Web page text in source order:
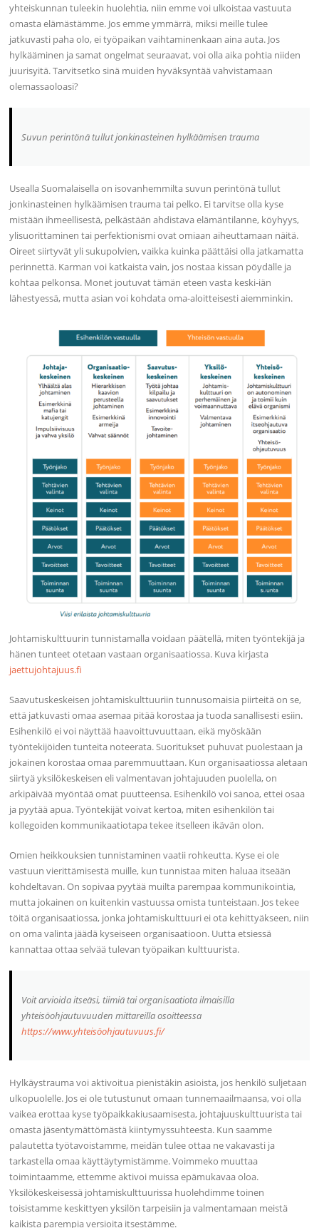
yhteiskunnan tuleekin huolehtia, niin emme voi ulkoistaa vastuuta
omasta elämästämme. Jos emme ymmärrä, miksi meille tulee
jatkuvasti paha olo, ei työpaikan vaihtaminenkaan aina auta. Jos
hylkääminen ja samat ongelmat seuraavat, voi olla aika pohtia niiden
juurisyitä. Tarvitsetko sinä muiden hyväksyntää vahvistamaan
olemassaoloasi?
Suvun perintönä tullut jonkinasteinen hylkäämisen trauma
Usealla Suomalaisella on isovanhemmilta suvun perintönä tullut
jonkinasteinen hylkäämisen trauma tai pelko. Ei tarvitse olla kyse
mistään ihmeellisestä, pelkästään ahdistava elämäntilanne, köyhyys,
ylisuorittaminen tai perfektionismi ovat omiaan aiheuttamaan näitä.
Oireet siirtyvät yli sukupolvien, vaikka kuinka päättäisi olla jatkamatta
perinnettä. Karman voi katkaista vain, jos nostaa kissan pöydälle ja
kohtaa pelkonsa. Monet joutuvat tämän eteen vasta keski-iän
lähestyessä, mutta asian voi kohdata oma-aloitteisesti aiemminkin.
Johtamiskulttuurin tunnistamalla voidaan päätellä, miten työntekijä ja
hänen tunteet otetaan vastaan organisaatiossa. Kuva kirjasta
jaettujohtajuus.fi
Saavutuskeskeisen johtamiskulttuuriin tunnusomaisia piirteitä on se,
että jatkuvasti omaa asemaa pitää korostaa ja tuoda sanallisesti esiin.
Esihenkilö ei voi näyttää haavoittuvuuttaan, eikä myöskään
työntekijöiden tunteita noteerata. Suoritukset puhuvat puolestaan ja
jokainen korostaa omaa paremmuuttaan. Kun organisaatiossa aletaan
siirtyä yksilökeskeisen eli valmentavan johtajuuden puolella, on
arkipäivää myöntää omat puutteensa. Esihenkilö voi sanoa, ettei osaa
ja pyytää apua. Työntekijät voivat kertoa, miten esihenkilön tai
kollegoiden kommunikaatiotapa tekee itselleen ikävän olon.
Omien heikkouksien tunnistaminen vaatii rohkeutta. Kyse ei ole
vastuun vierittämisestä muille, kun tunnistaa miten haluaa itseään
kohdeltavan. On sopivaa pyytää muilta parempaa kommunikointia,
mutta jokainen on kuitenkin vastuussa omista tunteistaan. Jos tekee
töitä organisaatiossa, jonka johtamiskulttuuri ei ota kehittyäkseen, niin
on oma valinta jäädä kyseiseen organisaatioon. Uutta etsiessä
kannattaa ottaa selvää tulevan työpaikan kulttuurista.
Voit arvioida itseäsi, tiimiä tai organisaatiota ilmaisilla
yhteisöohjautuvuuden mittareilla osoitteessa
https://www.yhteisöohjautuvuus.fi/
Hylkäystrauma voi aktivoitua pienistäkin asioista, jos henkilö suljetaan
ulkopuolelle. Jos ei ole tutustunut omaan tunnemaailmaansa, voi olla
vaikea erottaa kyse työpaikkakiusaamisesta, johtajuuskulttuurista tai
omasta jäsentymättömästä kiintymyssuhteesta. Kun saamme
palautetta työtavoistamme, meidän tulee ottaa ne vakavasti ja
tarkastella omaa käyttäytymistämme. Voimmeko muuttaa
toimintaamme, ettemme aktivoi muissa epämukavaa oloa.
Yksilökeskeisessä johtamiskulttuurissa huolehdimme toinen
toisistamme keskittyen yksilön tarpeisiin ja valmentamaan meistä
kaikista parempia versioita itsestämme.